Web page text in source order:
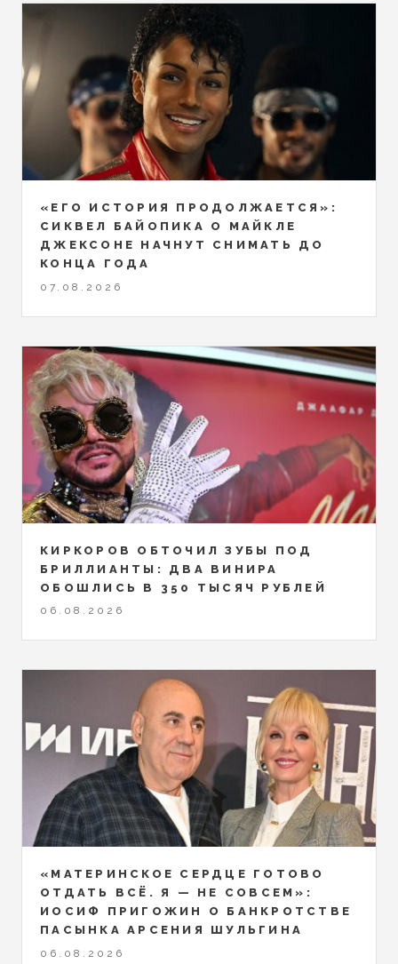
«ЕГО ИСТОРИЯ ПРОДОЛЖАЕТСЯ»:
СИКВЕЛ БАЙОПИКА О МАЙКЛЕ
ДЖЕКСОНЕ НАЧНУТ СНИМАТЬ ДО
КОНЦА ГОДА
07.08.2026
КИРКОРОВ ОБТОЧИЛ ЗУБЫ ПОД
БРИЛЛИАНТЫ: ДВА ВИНИРА
ОБОШЛИСЬ В 350 ТЫСЯЧ РУБЛЕЙ
06.08.2026
«МАТЕРИНСКОЕ СЕРДЦЕ ГОТОВО
ОТДАТЬ ВСЁ. Я — НЕ СОВСЕМ»:
ИОСИФ ПРИГОЖИН О БАНКРОТСТВЕ
ПАСЫНКА АРСЕНИЯ ШУЛЬГИНА
06.08.2026